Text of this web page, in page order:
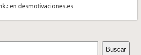
en desmotivaciones.es
Buscar